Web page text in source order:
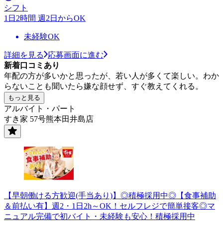
シフト
1日2時間 週2日からOK
未経験OK
詳細を見る
応募画面に進む
新着口コミあり
年配の方が多いかと思ったが、若い人が多くて楽しい。わか
らないことも聞いたら嫌な顔せず、すぐ教えてくれる。
もっと見る
アルバイト・パート
すき家 57号熊本田井島店
【早朝働ける方歓迎(手当あり)】◎積極採用中◎【食事補助
＆前払い有】週2・1日2h～OK！セルフレジで簡単接客◎マ
ニュアル完備で初バイト・未経験も安心！積極採用中